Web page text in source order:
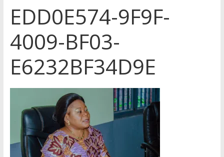
EDD0E574-9F9F-
4009-BF03-
E6232BF34D9E